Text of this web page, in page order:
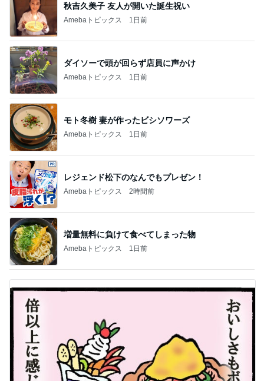
秋吉久美子 友人が開いた誕生祝い
Amebaトピックス 1日前
ダイソーで頭が回らず店員に声かけ
Amebaトピックス 1日前
モト冬樹 妻が作ったビシソワーズ
Amebaトピックス 1日前
レジェンド松下のなんでもプレゼン！
Amebaトピックス 2時間前
増量無料に負けて食べてしまった物
Amebaトピックス 1日前